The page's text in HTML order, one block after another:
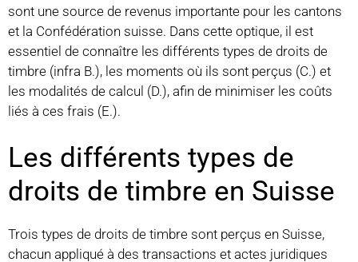
sont une source de revenus importante pour les cantons
et la Confédération suisse. Dans cette optique, il est
essentiel de connaître les différents types de droits de
timbre (infra B.), les moments où ils sont perçus (C.) et
les modalités de calcul (D.), afin de minimiser les coûts
liés à ces frais (E.).
Les différents types de
droits de timbre en Suisse
Trois types de droits de timbre sont perçus en Suisse,
chacun appliqué à des transactions et actes juridiques